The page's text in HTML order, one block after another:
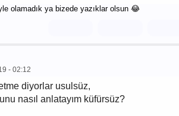
- 02:12
diyorlar usulsüz,
nasıl anlatayım küfürsüz?